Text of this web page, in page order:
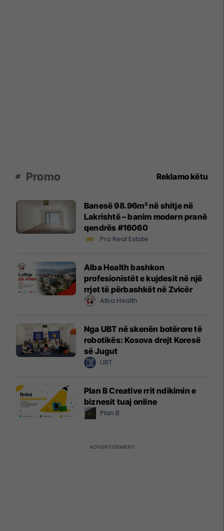
Promo Reklamo këtu
Banesë 98.96m² në shitje në
Lakrishtë – banim modern pranë
qendrës #16060
Pro Real Estate
Alba Health bashkon
profesionistët e kujdesit në një
rrjet të përbashkët në Zvicër
Alba Health
Nga UBT në skenën botërore të
robotikës: Kosova drejt Koresë
së Jugut
UBT
Plan B Creative rrit ndikimin e
biznesit tuaj online
Plan B